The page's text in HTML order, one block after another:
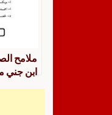
ملامح
ابن جني